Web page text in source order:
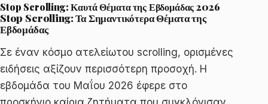
Stop Scrolling: Καυτά Θέματα της Εβδομάδας 2026
Stop Scrolling: Τα Σημαντικότερα Θέματα της
Εβδομάδας
Σε έναν κόσμο ατελείωτου scrolling, ορισμένες
ειδήσεις αξίζουν περισσότερη προσοχή. Η
εβδομάδα του Μαΐου 2026 έφερε στο